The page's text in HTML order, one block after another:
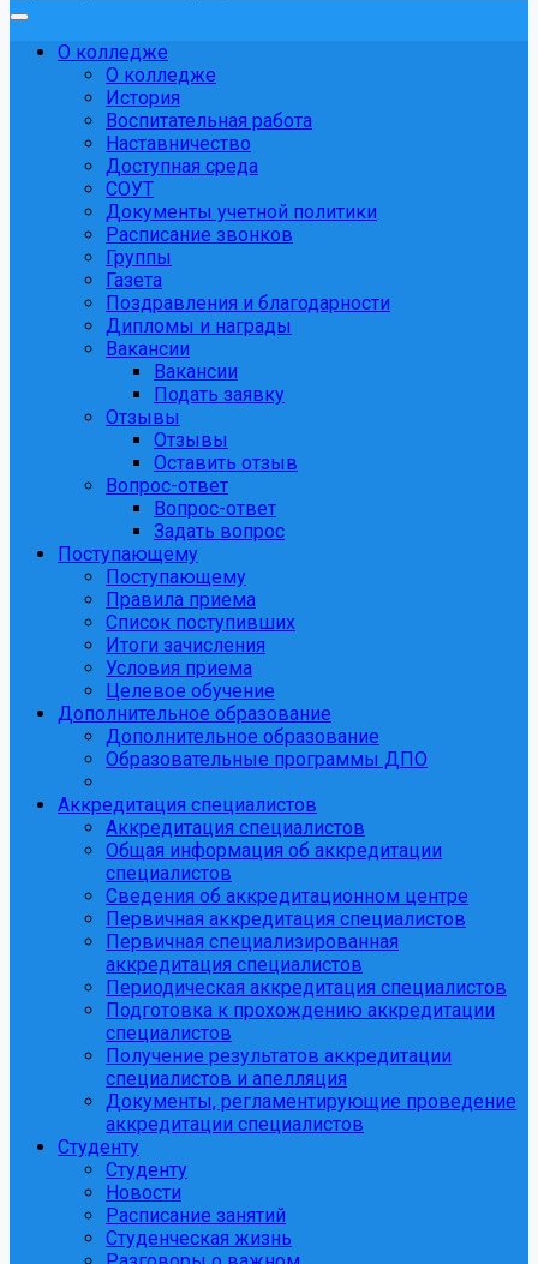
О колледже
О колледже
История
Воспитательная работа
Наставничество
Доступная среда
СОУТ
Документы учетной политики
Расписание звонков
Группы
Газета
Поздравления и благодарности
Дипломы и награды
Вакансии
Вакансии
Подать заявку
Отзывы
Отзывы
Оставить отзыв
Вопрос-ответ
Вопрос-ответ
Задать вопрос
Поступающему
Поступающему
Правила приема
Список поступивших
Итоги зачисления
Условия приема
Целевое обучение
Дополнительное образование
Дополнительное образование
Образовательные программы ДПО
Аккредитация специалистов
Аккредитация специалистов
Общая информация об аккредитации
специалистов
Сведения об аккредитационном центре
Первичная аккредитация специалистов
Первичная специализированная
аккредитация специалистов
Периодическая аккредитация специалистов
Подготовка к прохождению аккредитации
специалистов
Получение результатов аккредитации
специалистов и апелляция
Документы, регламентирующие проведение
аккредитации специалистов
Студенту
Студенту
Новости
Расписание занятий
Студенческая жизнь